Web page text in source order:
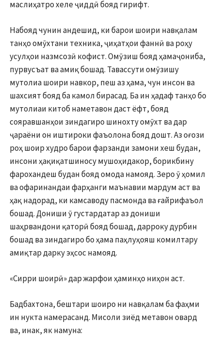
маслиҳатро хеле ҷиддӣ бояд гирифт.
Набояд чунин андешид, ки барои шоири навқалам
танҳо омӯхтани техника, ҷиҳатҳои фаннӣ ва роҳу
усулҳои назмсозӣ кофист. Омӯзиш бояд ҳамаҷониба,
пурвусъат ва амиқ бошад. Тавассути омӯзишу
мутолиа шоири навкор, пеш аз ҳама, чун инсон ва
шахсият бояд ба камол бирасад. Ба ин ҳадаф танҳо бо
мутолиаи китоб наметавон даст ёфт, бояд
сояравшанҳои зиндагиро шинохту омӯхт ва дар
ҷараёни он иштироки фаъолона бояд дошт. Аз оғози
роҳ шоир худро барои фарзанди замони хеш будан,
инсони ҳақиқатшиносу мушоҳидакор, борикбину
фарохандеш будан бояд омода намояд. Зеро ӯ ҳомил
ва офаринандаи фарҳанги маънавии мардум аст ва
ҳақ надорад, ки камсаводу пасмонда ва ғайрифаъол
бошад. Дониши ӯ густардатар аз дониши
шаҳрвандони қаторӣ бояд бошад, дарроку дурбин
бошад ва зиндагиро бо ҳама паҳлуҳояш комилтару
амиқтар дарку эҳсос намояд.
«Сирри шоирӣ» дар жарфои ҳаминҳо ниҳон аст.
Бадбахтона, бештари шоиро ни навқалам ба фаҳми
ин нукта намерасанд. Мисоли зиёд метавон овард
ва, инак, як намуна: